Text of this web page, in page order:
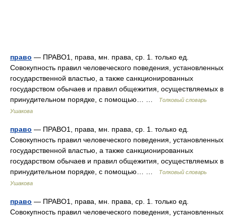
право — ПРАВО1, права, мн. права, ср. 1. только ед.
Совокупность правил человеческого поведения, установленных
государственной властью, а также санкционированных
государством обычаев и правил общежития, осуществляемых в
принудительном порядке, с помощью… …
Толковый словарь
Ушакова
право — ПРАВО1, права, мн. права, ср. 1. только ед.
Совокупность правил человеческого поведения, установленных
государственной властью, а также санкционированных
государством обычаев и правил общежития, осуществляемых в
принудительном порядке, с помощью… …
Толковый словарь
Ушакова
право — ПРАВО1, права, мн. права, ср. 1. только ед.
Совокупность правил человеческого поведения, установленных